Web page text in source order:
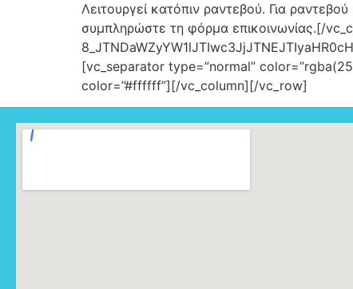
Λειτουργεί κατόπιν ραντεβού. Για
συμπληρώστε τη φόρμα επικοινωνίας.[/
[vc_separator type=”normal”
color=”#ffffff”][/vc_column][/vc_row]